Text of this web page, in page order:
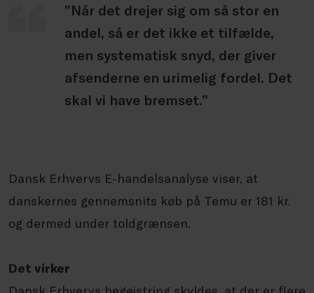
”Når det drejer sig om så stor en
andel, så er det ikke et tilfælde,
men systematisk snyd, der giver
afsenderne en urimelig fordel. Det
skal vi have bremset.”
Dansk Erhvervs E-handelsanalyse viser, at
danskernes gennemsnits køb på Temu er 181 kr.
og dermed under toldgrænsen.
Det virker